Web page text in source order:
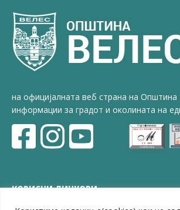
на официјалната веб страна на Општина
информации за градот и околината на
КОРИСНИ ЛИНКОВИ